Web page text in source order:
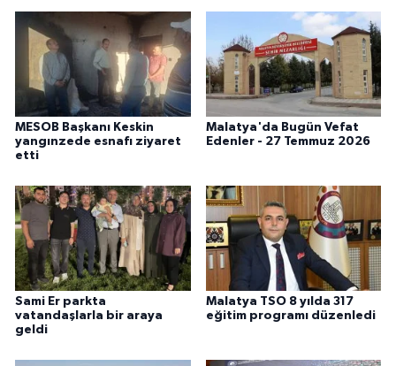
MESOB Başkanı Keskin
yangınzede esnafı ziyaret
etti
Malatya'da Bugün Vefat
Edenler - 27 Temmuz 2026
Sami Er parkta
vatandaşlarla bir araya
geldi
Malatya TSO 8 yılda 317
eğitim programı düzenledi